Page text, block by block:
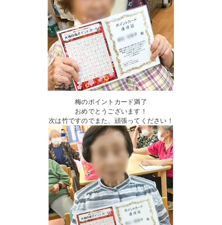
梅のポイントカード満了
おめでとうございます！
次は竹ですのでまた、頑張ってください！